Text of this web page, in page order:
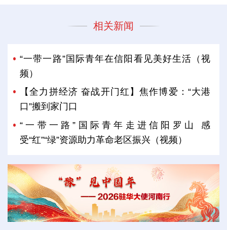
相关新闻
“一带一路”国际青年在信阳看见美好生活（视
频）
【全力拼经济 奋战开门红】焦作博爱：“大港
口”搬到家门口
“一带一路”国际青年走进信阳罗山 感
受“红”“绿”资源助力革命老区振兴（视频）